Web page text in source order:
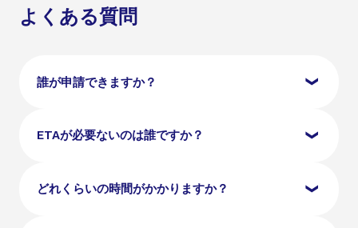
よくある質問
誰が申請できますか？
観光、ビジネス、学業（最大6ヶ月）またはトランジ
なバイオメトリックパスポート、デジタルパスポート
ETAが必要ないのは誰ですか？
イギリスとアイルランドの市民は、イギリスに入国す
どれくらいの時間がかかりますか？